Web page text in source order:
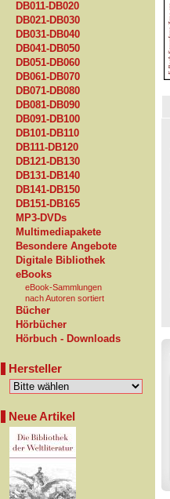
DB011-DB020
DB021-DB030
DB031-DB040
DB041-DB050
DB051-DB060
DB061-DB070
DB071-DB080
DB081-DB090
DB091-DB100
DB101-DB110
DB111-DB120
DB121-DB130
DB131-DB140
DB141-DB150
DB151-DB165
MP3-DVDs
Multimediapakete
Besondere Angebote
Digitale Bibliothek
eBooks
eBook-Sammlungen
nach Autoren sortiert
Bücher
Hörbücher
Hörbuch - Downloads
Hersteller
Neue Artikel